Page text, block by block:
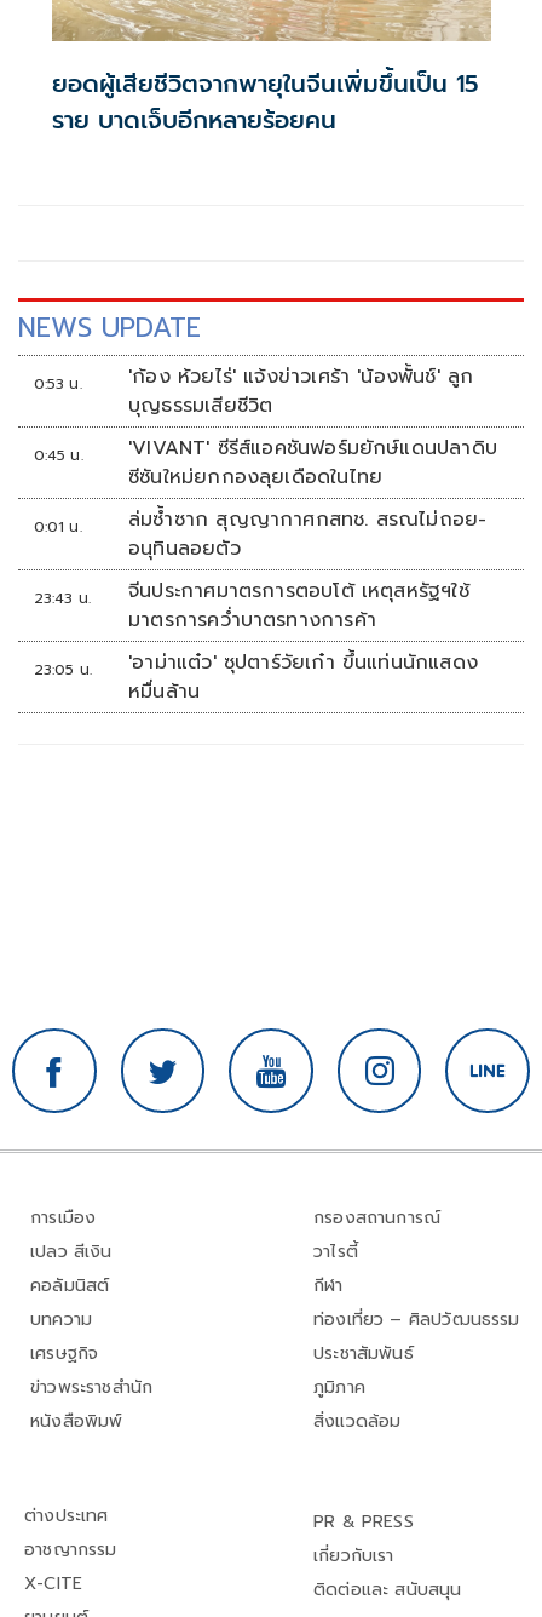
ยอดผู้เสียชีวิตจากพายุในจีนเพิ่มขึ้นเป็น 15
ราย บาดเจ็บอีกหลายร้อยคน
NEWS UPDATE
0:53 น.
'ก้อง ห้วยไร่' แจ้งข่าวเศร้า 'น้องพั้นช์' ลูก
บุญธรรมเสียชีวิต
0:45 น.
'VIVANT' ซีรีส์แอคชันฟอร์มยักษ์แดนปลาดิบ
ซีซันใหม่ยกกองลุยเดือดในไทย
0:01 น.
ล่มซ้ำซาก สุญญากาศกสทช. สรณไม่ถอย-
อนุทินลอยตัว
23:43 น.
จีนประกาศมาตรการตอบโต้ เหตุสหรัฐฯใช้
มาตรการคว่ำบาตรทางการค้า
23:05 น.
'อาม่าแต๋ว' ซุปตาร์วัยเก๋า ขึ้นแท่นนักแสดง
หมื่นล้าน
การเมือง
เปลว สีเงิน
คอลัมนิสต์
บทความ
เศรษฐกิจ
ข่าวพระราชสำนัก
หนังสือพิมพ์
กรองสถานการณ์
วาไรตี้
กีฬา
ท่องเที่ยว – ศิลปวัฒนธรรม
ประชาสัมพันธ์
ภูมิภาค
สิ่งแวดล้อม
ต่างประเทศ
อาชญากรรม
X-CITE
PR & PRESS
เกี่ยวกับเรา
ติดต่อและ สนับสนุน